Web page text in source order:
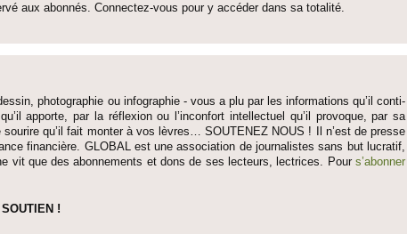
aux abonnés. Connectez-vous pour y accéder dans sa to­talité.
photographie ou infographie - vous a plu par les informati­ons qu’il conti­
appo­rte, par la réflexion ou l’inconfort inte­llectuel qu’il pro­voque, par sa
so­urire qu’il fait monter à vos lèvres… SO­UTENEZ NOUS ! Il n’est de pre­sse
financière. GLOBAL est une asso­ci­ation de journalistes sans but lucratif,
vit que des abonne­ments et dons de ses lecte­urs, lec­trices. Pours’abonner
!